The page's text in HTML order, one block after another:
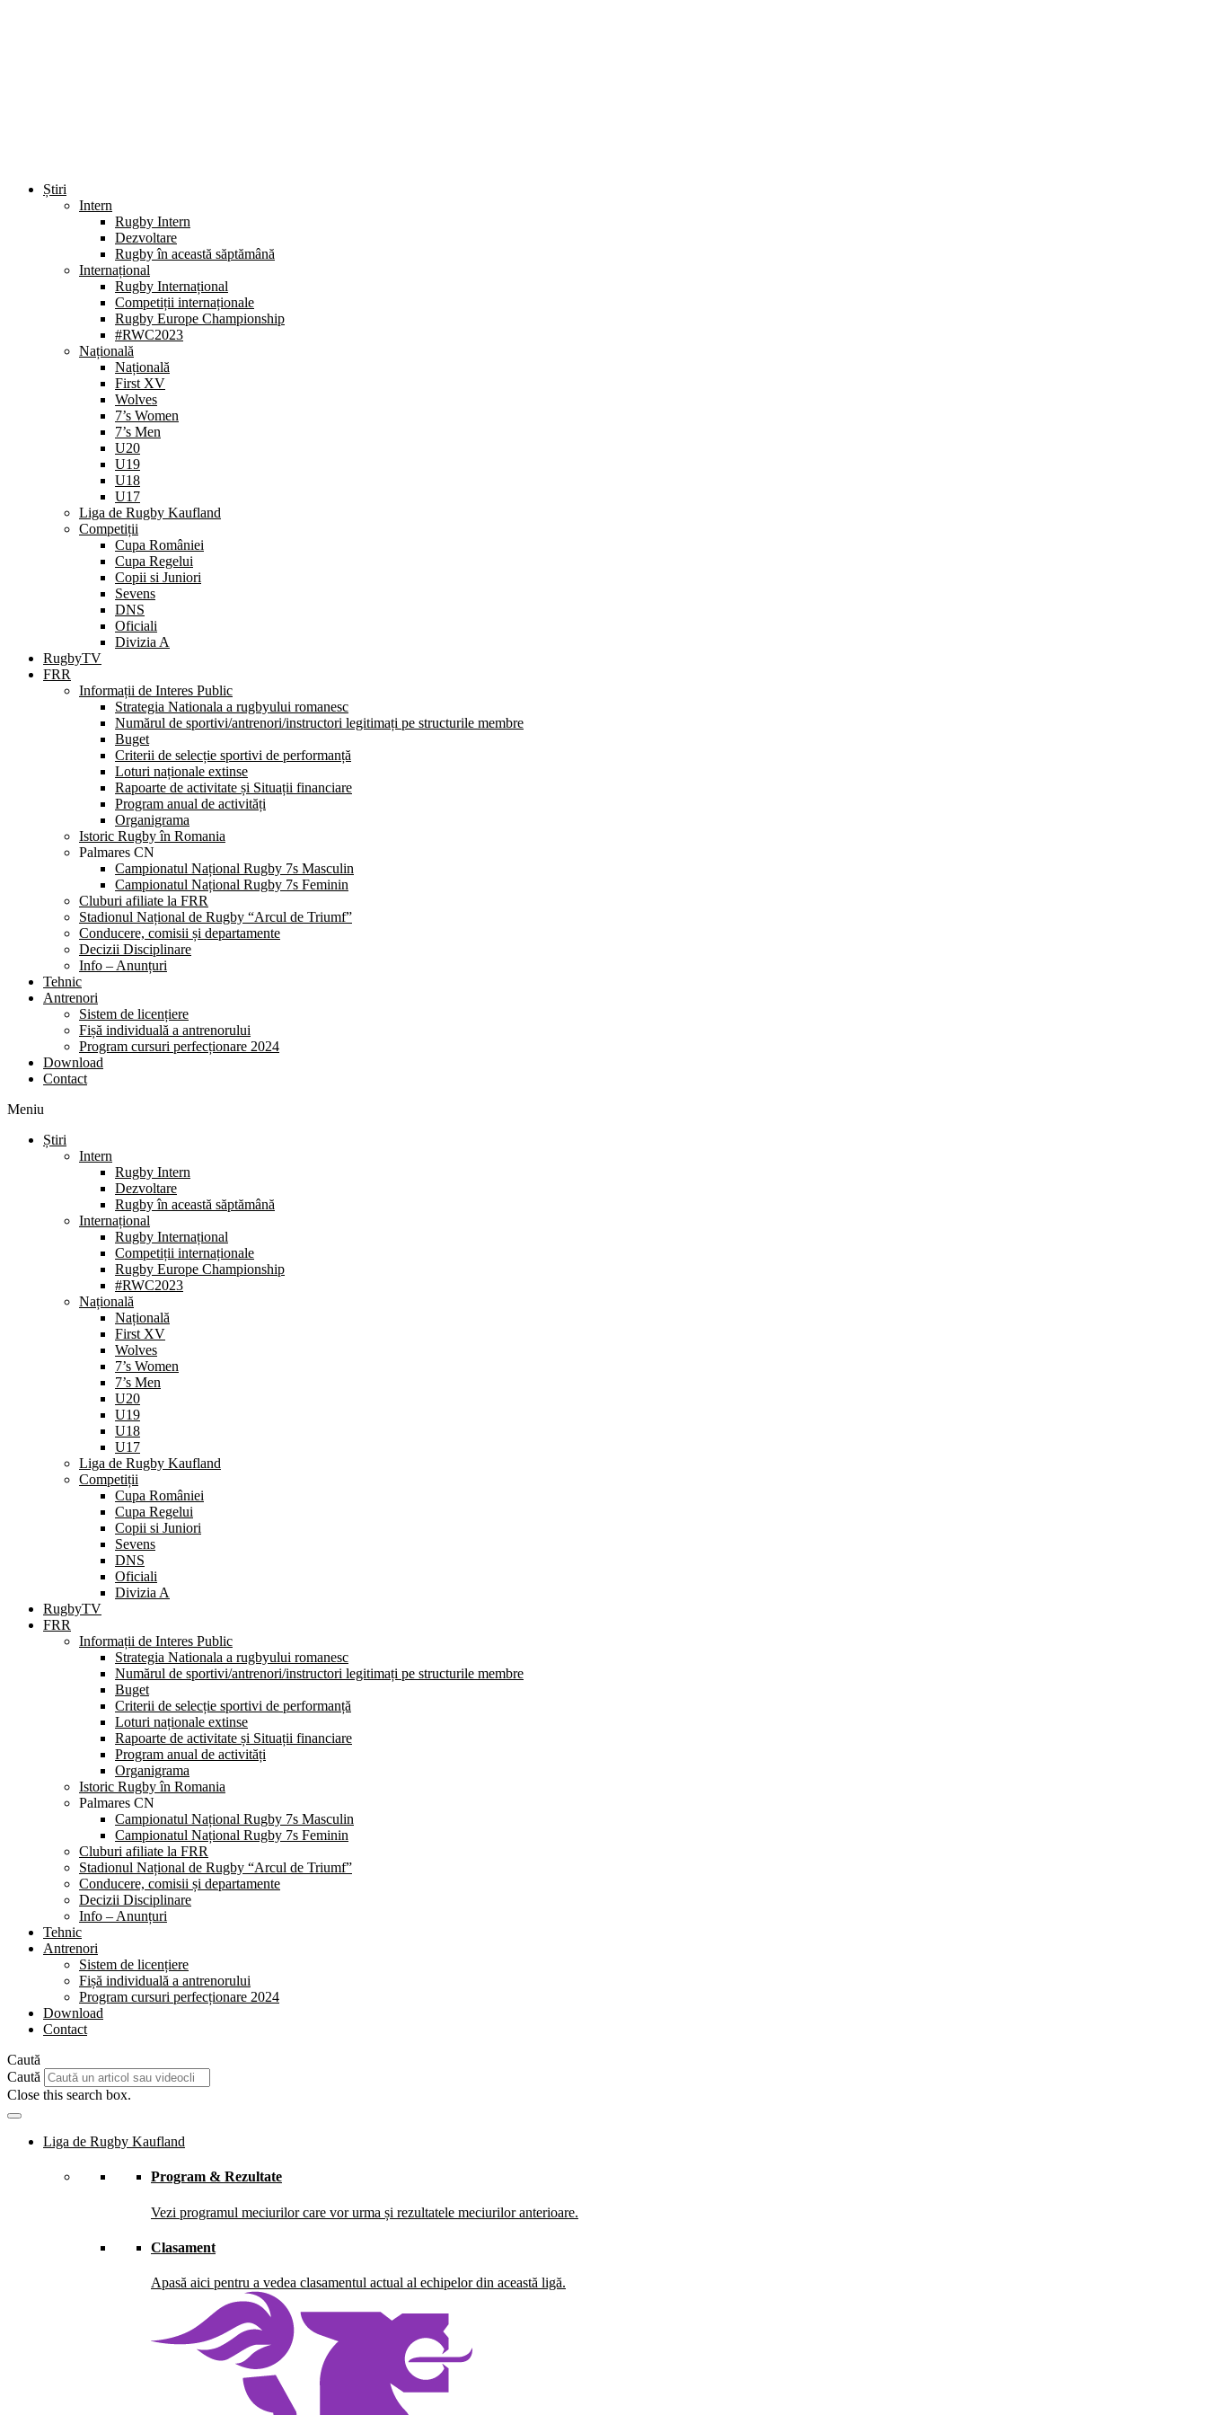
Știri
Intern
Rugby Intern
Dezvoltare
Rugby în această săptămână
Internațional
Rugby Internațional
Competiții internaționale
Rugby Europe Championship
#RWC2023
Națională
Națională
First XV
Wolves
7’s Women
7’s Men
U20
U19
U18
U17
Liga de Rugby Kaufland
Competiții
Cupa României
Cupa Regelui
Copii si Juniori
Sevens
DNS
Oficiali
Divizia A
RugbyTV
FRR
Informații de Interes Public
Strategia Nationala a rugbyului romanesc
Numărul de sportivi/antrenori/instructori legitimați pe structurile membre
Buget
Criterii de selecție sportivi de performanță
Loturi naționale extinse
Rapoarte de activitate și Situații financiare
Program anual de activități
Organigrama
Istoric Rugby în Romania
Palmares CN
Campionatul Național Rugby 7s Masculin
Campionatul Național Rugby 7s Feminin
Cluburi afiliate la FRR
Stadionul Național de Rugby “Arcul de Triumf”
Conducere, comisii și departamente
Decizii Disciplinare
Info – Anunțuri
Tehnic
Antrenori
Sistem de licențiere
Fișă individuală a antrenorului
Program cursuri perfecționare 2024
Download
Contact
Meniu
Știri
Intern
Rugby Intern
Dezvoltare
Rugby în această săptămână
Internațional
Rugby Internațional
Competiții internaționale
Rugby Europe Championship
#RWC2023
Națională
Națională
First XV
Wolves
7’s Women
7’s Men
U20
U19
U18
U17
Liga de Rugby Kaufland
Competiții
Cupa României
Cupa Regelui
Copii si Juniori
Sevens
DNS
Oficiali
Divizia A
RugbyTV
FRR
Informații de Interes Public
Strategia Nationala a rugbyului romanesc
Numărul de sportivi/antrenori/instructori legitimați pe structurile membre
Buget
Criterii de selecție sportivi de performanță
Loturi naționale extinse
Rapoarte de activitate și Situații financiare
Program anual de activități
Organigrama
Istoric Rugby în Romania
Palmares CN
Campionatul Național Rugby 7s Masculin
Campionatul Național Rugby 7s Feminin
Cluburi afiliate la FRR
Stadionul Național de Rugby “Arcul de Triumf”
Conducere, comisii și departamente
Decizii Disciplinare
Info – Anunțuri
Tehnic
Antrenori
Sistem de licențiere
Fișă individuală a antrenorului
Program cursuri perfecționare 2024
Download
Contact
Caută
Caută
Close this search box.
Liga de Rugby Kaufland
Program & Rezultate
Vezi programul meciurilor care vor urma și rezultatele meciurilor anterioare.
Clasament
Apasă aici pentru a vedea clasamentul actual al echipelor din această ligă.